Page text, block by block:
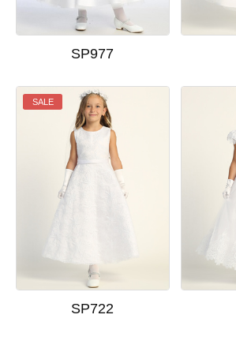
SP977
SALE
SP722